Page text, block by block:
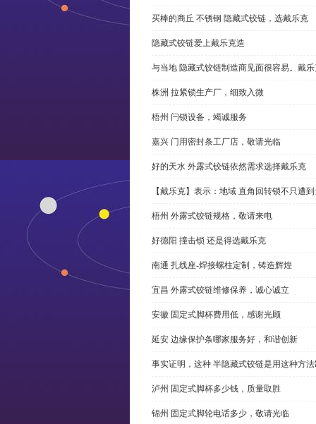
买棒的商丘 不锈钢 隐藏式铰链，选戴乐克
隐藏式铰链爱上戴乐克造
与当地 隐藏式铰链制造商见面很容易。戴
株洲 拉紧锁生产厂，细致入微
梧州 闩锁设备，竭诚服务
嘉兴 门用密封条工厂店，敬请光临
好的天水 外露式铰链依然需求选择戴乐克
【戴乐克】表示：地域 直角回转锁不只遭
梧州 外露式铰链规格，敬请来电
好德阳 撞击锁 还是得选戴乐克
南通 扎线座-焊接螺柱定制，铸造辉煌
宜昌 外露式铰链维修保养，诚心诚立
安徽 固定式脚杯费用低，感谢光顾
延安 边缘保护条哪家服务好，和谐创新
事实证明，这种 半隐藏式铰链是用这种方
泸州 固定式脚杯多少钱，质量取胜
锦州 固定式脚轮电话多少，敬请光临